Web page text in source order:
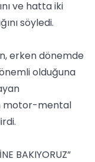
ve hatta iki
söyledi.
erken dönemde
olduğuna
motor-mental
BAKIYORUZ”